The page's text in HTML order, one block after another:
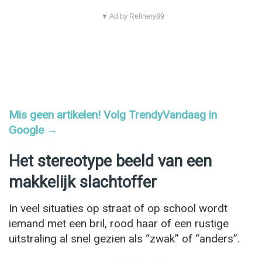
▼ Ad by Refinery89
Mis geen artikelen! Volg TrendyVandaag in
Google →
Het stereotype beeld van een
makkelijk slachtoffer
In veel situaties op straat of op school wordt
iemand met een bril, rood haar of een rustige
uitstraling al snel gezien als “zwak” of “anders”.